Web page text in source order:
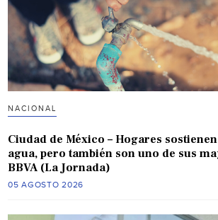
NACIONAL
Ciudad de México – Hogares
agua, pero también son uno de sus
BBVA (La Jornada)
05 AGOSTO 2026